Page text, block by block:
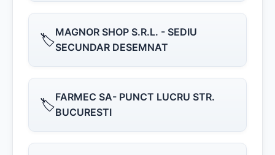
🏷️MAGNOR SHOP S.R.L. - SEDIU
SECUNDAR DESEMNAT
🏷️FARMEC SA- PUNCT LUCRU STR.
BUCURESTI